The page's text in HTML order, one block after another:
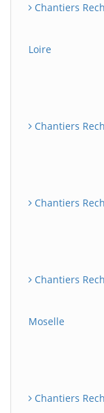
Chantiers
Loire
Chantiers
Chantiers
Chantiers
Moselle
Chantiers